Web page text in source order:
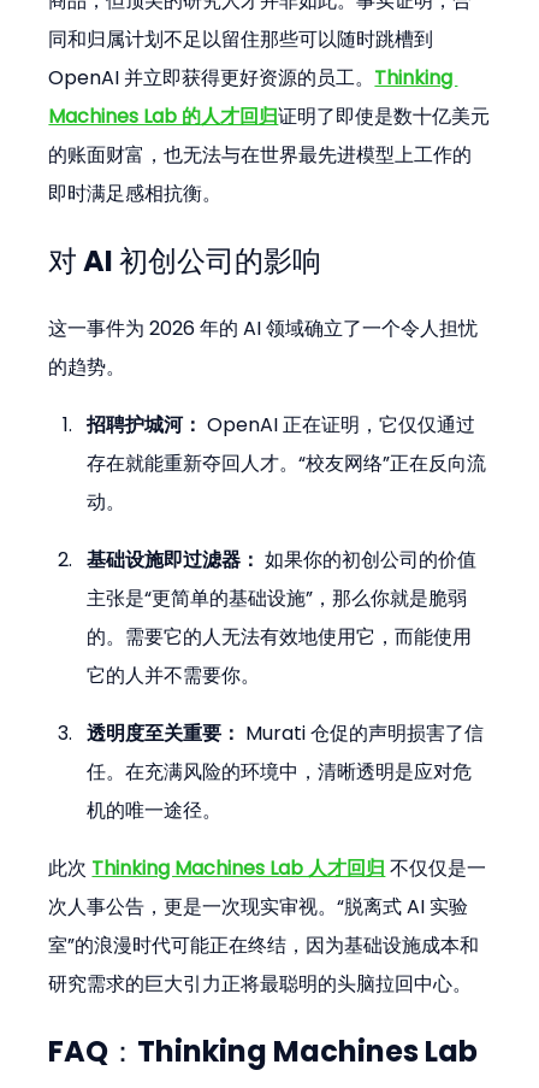
同和归属计划不足以留住那些可以随时跳槽到
OpenAI 并立即获得更好资源的员工。 Thinking
Machines Lab 的人才回归证明了即使是数十亿美元
的账面财富，也无法与在世界最先进模型上工作的
即时满足感相抗衡。
对 AI 初创公司的影响
这一事件为 2026 年的 AI 领域确立了一个令人担忧
的趋势。
招聘护城河： OpenAI 正在证明，它仅仅通过
存在就能重新夺回人才。“校友网络”正在反向流
动。
基础设施即过滤器： 如果你的初创公司的价值
主张是“更简单的基础设施”，那么你就是脆弱
的。需要它的人无法有效地使用它，而能使用
它的人并不需要你。
透明度至关重要： Murati 仓促的声明损害了信
任。在充满风险的环境中，清晰透明是应对危
机的唯一途径。
此次 Thinking Machines Lab 人才回归 不仅仅是一
次人事公告，更是一次现实审视。“脱离式 AI 实验
室”的浪漫时代可能正在终结，因为基础设施成本和
研究需求的巨大引力正将最聪明的头脑拉回中心。
FAQ：Thinking Machines Lab